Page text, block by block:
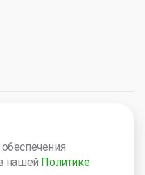
защищены.
в Реест Малых
№ 5238.
нашей Политике